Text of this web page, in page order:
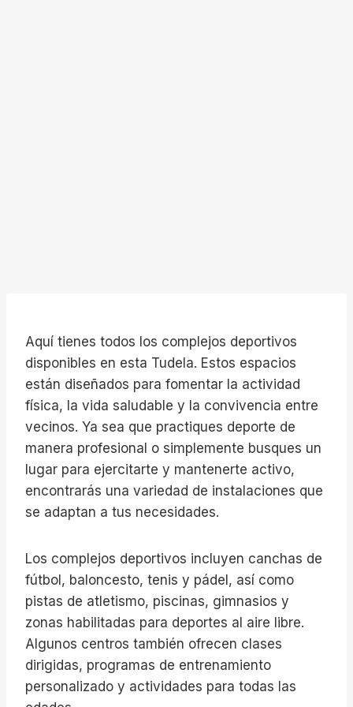
Aquí tienes todos los complejos deportivos
disponibles en esta Tudela. Estos espacios
están diseñados para fomentar la actividad
física, la vida saludable y la convivencia entre
vecinos. Ya sea que practiques deporte de
manera profesional o simplemente busques un
lugar para ejercitarte y mantenerte activo,
encontrarás una variedad de instalaciones que
se adaptan a tus necesidades.
Los complejos deportivos incluyen canchas de
fútbol, baloncesto, tenis y pádel, así como
pistas de atletismo, piscinas, gimnasios y
zonas habilitadas para deportes al aire libre.
Algunos centros también ofrecen clases
dirigidas, programas de entrenamiento
personalizado y actividades para todas las